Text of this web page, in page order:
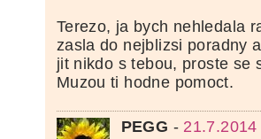
Terezo, ja bych nehledala
zasla do nejblizsi poradny
jit nikdo s tebou, proste se
Muzou ti hodne pomoct.
PEGG -